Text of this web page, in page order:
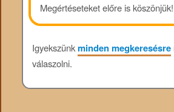
Megértéseteket előre is köszönjük!
Igyekszünkminden megkeresésre
válaszolni.